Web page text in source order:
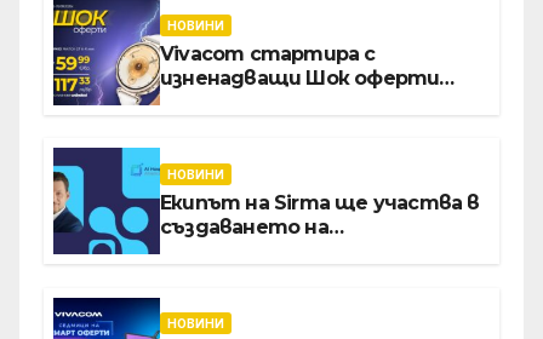
НОВИНИ
Vivacom стартира с
изненадващи Шок оферти
НОВИНИ
Екипът на Sirma ще участва в
създаването на
хотелиерството
НОВИНИ